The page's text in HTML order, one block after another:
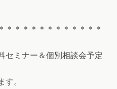
＊＊＊＊＊＊＊＊＊＊＊＊
セミナー＆個別相談会予定
。